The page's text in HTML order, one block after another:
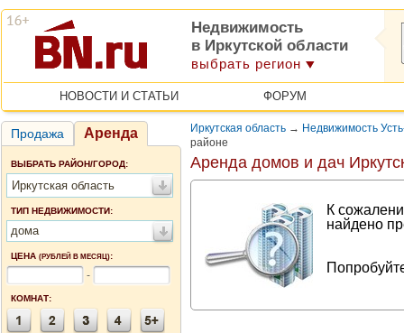
Недвижимость
в Иркутской области
выбрать регион
НОВОСТИ И СТАТЬИ ФОРУМ
Продажа Аренда
ВЫБРАТЬ РАЙОН/ГОРОД:
Иркутская область
ТИП НЕДВИЖИМОСТИ:
дома
ЦЕНА (РУБЛЕЙ В МЕСЯЦ):
-
КОМНАТ:
Иркутская область → Недвижимость
районе
Аренда домов и дач
К
найдено